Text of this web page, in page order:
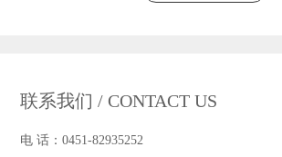
联系我们 / CONTACT US
电 话：0451-82935252